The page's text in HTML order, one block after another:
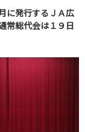
に発行するＪＡ広
常総代会は１９日